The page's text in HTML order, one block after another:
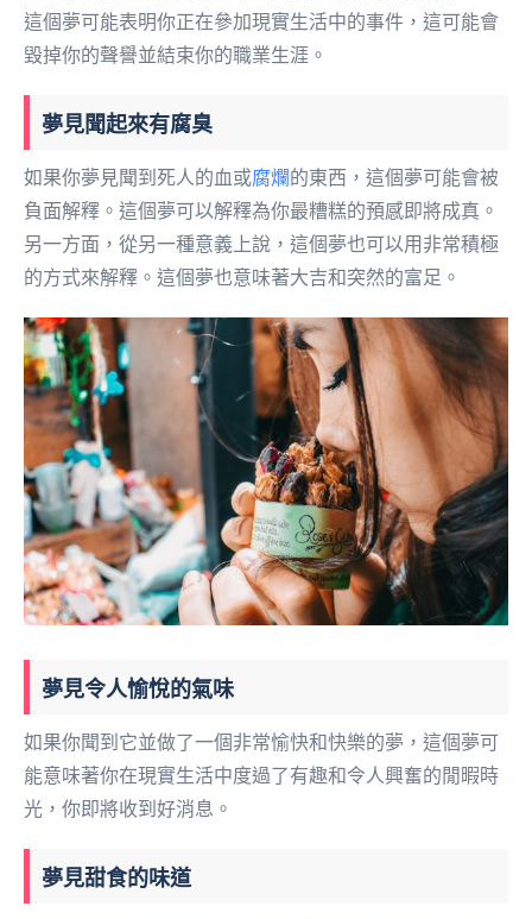
這個夢可能表明你正在參加現實生活中的事件，這可能會
毀掉你的聲譽並結束你的職業生涯。
夢見聞起來有腐臭
如果你夢見聞到死人的血或腐爛的東西，這個夢可能會被
負面解釋。這個夢可以解釋為你最糟糕的預感即將成真。
另一方面，從另一種意義上說，這個夢也可以用非常積極
的方式來解釋。這個夢也意味著大吉和突然的富足。
夢見令人愉悅的氣味
如果你聞到它並做了一個非常愉快和快樂的夢，這個夢可
能意味著你在現實生活中度過了有趣和令人興奮的閒暇時
光，你即將收到好消息。
夢見甜食的味道